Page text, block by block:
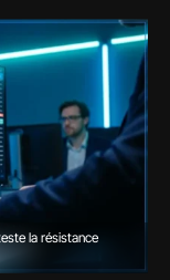
la résistance